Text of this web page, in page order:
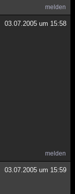
melden
03.07.2005 um 15:58
melden
03.07.2005 um 15:59